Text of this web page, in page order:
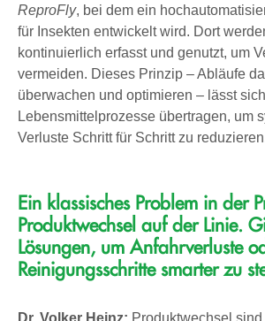
ReproFly, bei dem ein
für Insekten entwickelt wird. Dort
kontinuierlich erfasst und genutzt, um
vermeiden. Dieses Prinzip – Abläufe
überwachen und optimieren – lässt
Lebensmittelprozesse übertragen, um
Verluste Schritt für Schritt zu
Ein klassisches Problem in der
Produktwechsel auf der Linie.
Lösungen, um Anfahrverluste
Reinigungsschritte smarter zu
Dr. Volker Heinz: Produktwechsel